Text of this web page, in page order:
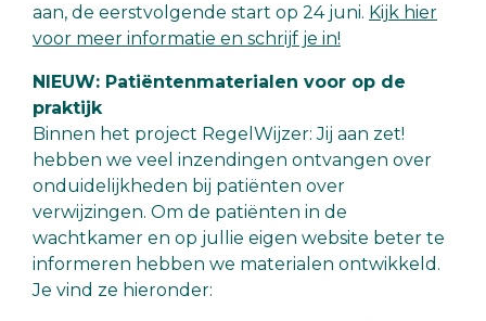
aan, de eerstvolgende start op 24 juni. Kijk hier
voor meer informatie en schrijf je in!
NIEUW: Patiëntenmaterialen voor op de
praktijk
Binnen het project RegelWijzer: Jij aan zet!
hebben we veel inzendingen ontvangen over
onduidelijkheden bij patiënten over
verwijzingen. Om de patiënten in de
wachtkamer en op jullie eigen website beter te
informeren hebben we materialen ontwikkeld.
Je vind ze hieronder: